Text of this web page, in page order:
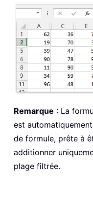
Remarque : La
est
de formule, prête à
additionner
plage filtrée.